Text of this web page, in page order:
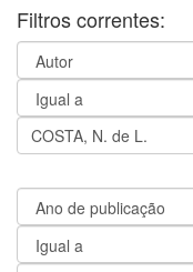
Filtros correntes: